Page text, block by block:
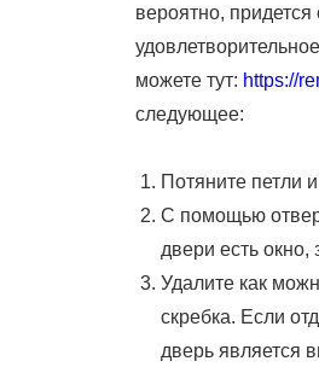
вероятно,
можете тут: https://
следующее:
Потяните петли
С помощью
двери есть окно,
Удалите как
скребка. Если
дверь является